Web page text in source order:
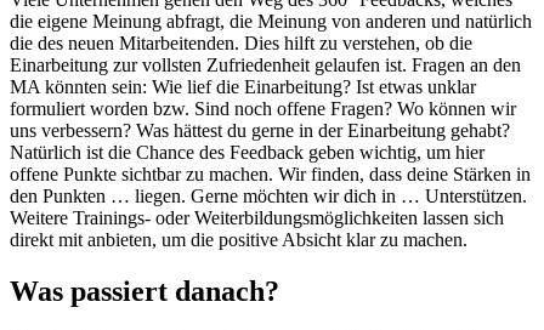
die eigene Meinung abfragt, die Meinung von anderen und natürlich
die des neuen Mitarbeitenden. Dies hilft zu verstehen, ob die
Einarbeitung zur vollsten Zufriedenheit gelaufen ist. Fragen an den
MA könnten sein: Wie lief die Einarbeitung? Ist etwas unklar
formuliert worden bzw. Sind noch offene Fragen? Wo können wir
uns verbessern? Was hättest du gerne in der Einarbeitung gehabt?
Natürlich ist die Chance des Feedback geben wichtig, um hier
offene Punkte sichtbar zu machen. Wir finden, dass deine Stärken in
den Punkten … liegen. Gerne möchten wir dich in … Unterstützen.
Weitere Trainings- oder Weiterbildungsmöglichkeiten lassen sich
direkt mit anbieten, um die positive Absicht klar zu machen.
Was passiert danach?